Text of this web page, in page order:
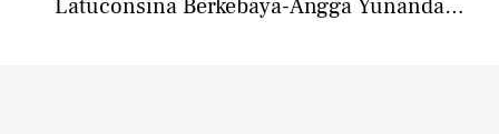
Latuconsina Berkebaya-Angga Yunanda